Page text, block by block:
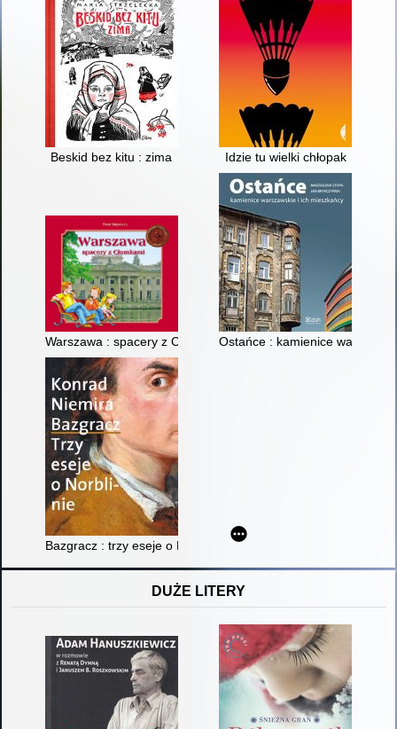
Beskid bez kitu : zima Idzie tu wielki chłopak
Warszawa : spacery z CiumkamiOstańce : kamienice
Bazgracz : trzy eseje o Norblinie
DUŻE LITERY